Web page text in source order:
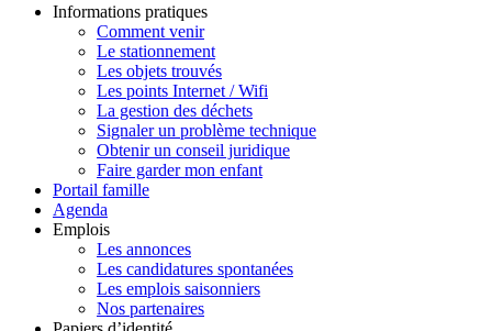
Informations pratiques
Comment venir
Le stationnement
Les objets trouvés
Les points Internet / Wifi
La gestion des déchets
Signaler un problème technique
Obtenir un conseil juridique
Faire garder mon enfant
Portail famille
Agenda
Emplois
Les annonces
Les candidatures spontanées
Les emplois saisonniers
Nos partenaires